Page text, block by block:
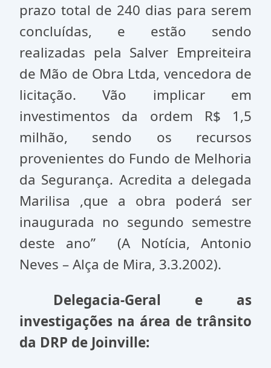
prazo total de 240 dias para serem
concluídas, e estão sendo
realizadas pela Salver Empreiteira
de Mão de Obra Ltda, vencedora de
licitação. Vão implicar em
investimentos da ordem R$ 1,5
milhão, sendo os recursos
provenientes do Fundo de Melhoria
da Segurança. Acredita a delegada
Marilisa ,que a obra poderá ser
inaugurada no segundo semestre
deste ano” (A Notícia, Antonio
Neves – Alça de Mira, 3.3.2002).
Delegacia-Geral e as
investigações na área de trânsito
da DRP de Joinville: